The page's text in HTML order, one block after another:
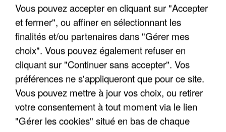
"ON A TOUS LE TRAC"
"ON N'EST PAS DES PARENTS
PARFAITS"
Vous pouvez accepter en cliquant sur "Accepter
et fermer", ou affiner en sélectionnant les
finalités et/ou partenaires dans "Gérer mes
choix". Vous pouvez également refuser en
cliquant sur "Continuer sans accepter". Vos
préférences ne s'appliqueront que pour ce site.
Vous pouvez mettre à jour vos choix, ou retirer
votre consentement à tout moment via le lien
"Gérer les cookies" situé en bas de chaque